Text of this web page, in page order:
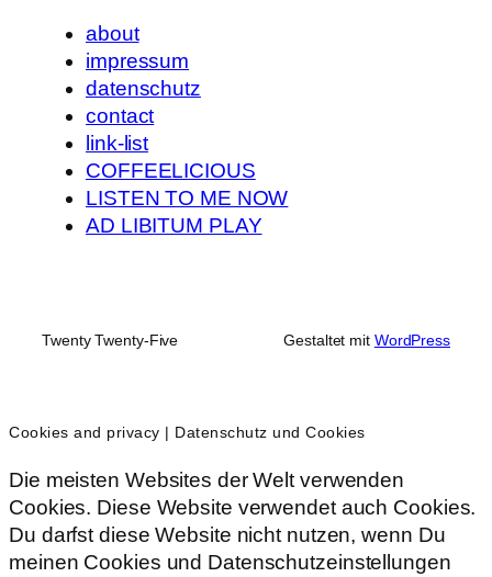
about
impressum
datenschutz
contact
link-list
COFFEELICIOUS
LISTEN TO ME NOW
AD LIBITUM PLAY
Twenty Twenty-Five Gestaltet mit WordPress
Cookies and privacy | Datenschutz und Cookies
Die meisten Websites der Welt verwenden
Cookies. Diese Website verwendet auch Cookies.
Du darfst diese Website nicht nutzen, wenn Du
meinen Cookies und Datenschutzeinstellungen